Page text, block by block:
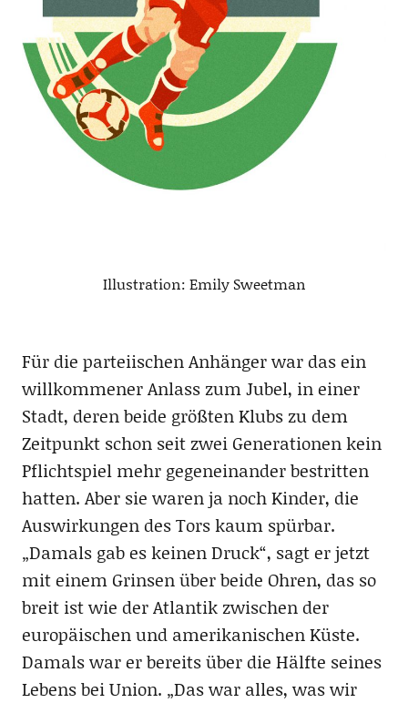
Illustration: Emily Sweetman
Für die parteiischen Anhänger war das ein
willkommener Anlass zum Jubel, in einer
Stadt, deren beide größten Klubs zu dem
Zeitpunkt schon seit zwei Generationen kein
Pflichtspiel mehr gegeneinander bestritten
hatten. Aber sie waren ja noch Kinder, die
Auswirkungen des Tors kaum spürbar.
„Damals gab es keinen Druck“, sagt er jetzt
mit einem Grinsen über beide Ohren, das so
breit ist wie der Atlantik zwischen der
europäischen und amerikanischen Küste.
Damals war er bereits über die Hälfte seines
Lebens bei Union. „Das war alles, was wir